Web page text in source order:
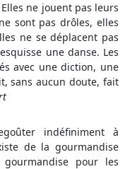
ne jouent pas leurs
sont pas drôles, elles
ne se déplacent pas
une danse. Les
avec une diction, une
sans aucun doute, fait
indéfiniment à
de la gourmandise
pour les